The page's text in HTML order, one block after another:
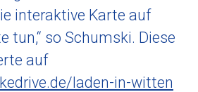
interaktive Karte auf
tun,“ so Schumski. Diese
auf
laden-in-witten